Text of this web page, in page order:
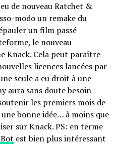
de nouveau Ratchet &
modo un remake du
un film passé
le nouveau
Knack. Cela peut paraître
licences lancées par
seule a eu droit à une
aura sans doute besoin
les premiers mois de
bonne idée… à moins que
sur Knack. PS: en terme
est bien plus intéressant